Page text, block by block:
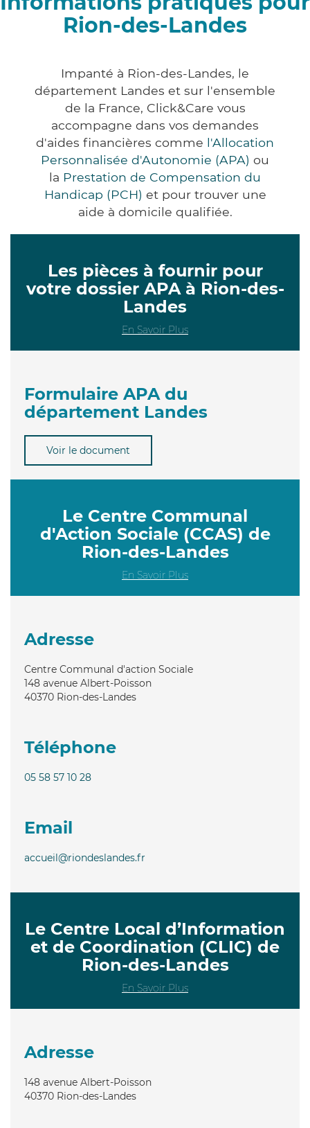
Rion-des-Landes
Impanté à Rion-des-Landes, le
département Landes et sur l'ensemble
de la France, Click&Care vous
accompagne dans vos demandes
d'aides financières comme l'Allocation
Personnalisée d'Autonomie (APA) ou
la Prestation de Compensation du
Handicap (PCH) et pour trouver une
aide à domicile qualifiée.
Les pièces à fournir pour
votre dossier APA à Rion-des-
Landes
En Savoir Plus
Formulaire APA du
département Landes
Voir le document
Le Centre Communal
d'Action Sociale (CCAS) de
Rion-des-Landes
En Savoir Plus
Adresse
Centre Communal d'action Sociale
148 avenue Albert-Poisson
40370 Rion-des-Landes
Téléphone
05 58 57 10 28
Email
accueil@riondeslandes.fr
Le Centre Local d’Information
et de Coordination (CLIC) de
Rion-des-Landes
En Savoir Plus
Adresse
148 avenue Albert-Poisson
40370 Rion-des-Landes